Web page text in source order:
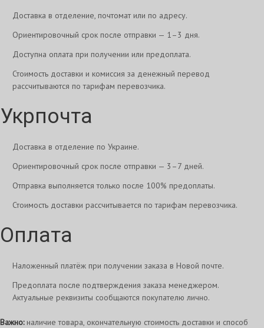
Доставка в отделение, почтомат или по адресу.
Ориентировочный срок после отправки — 1–3 дня.
Доступна оплата при получении или предоплата.
Стоимость доставки и комиссия за денежный перевод
рассчитываются по тарифам перевозчика.
Укрпочта
Доставка в отделение по Украине.
Ориентировочный срок после отправки — 3–7 дней.
Отправка выполняется только после 100% предоплаты.
Стоимость доставки рассчитывается по тарифам перевозчика.
Оплата
Наложенный платёж при получении заказа в Новой почте.
Предоплата после подтверждения заказа менеджером.
Актуальные реквизиты сообщаются покупателю лично.
Важно:наличие товара, окончательную стоимость доставки и способ